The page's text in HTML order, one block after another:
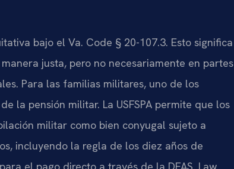
bajo el Va. Code § 20-107.3. Esto significa
justa, pero no necesariamente en partes
Para las familias militares, uno de los
la pensión militar. La USFSPA permite que los
militar como bien conyugal sujeto a
incluyendo la regla de los diez años de